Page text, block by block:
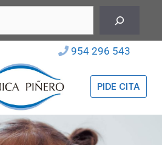
954 296 543
PIDE CITA